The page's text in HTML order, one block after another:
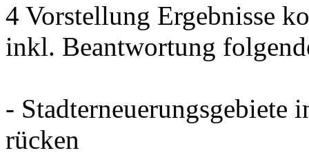
4 Vorstellung Ergebnisse
inkl. Beantwortung
- Stadterneuerungsgebiete
rücken